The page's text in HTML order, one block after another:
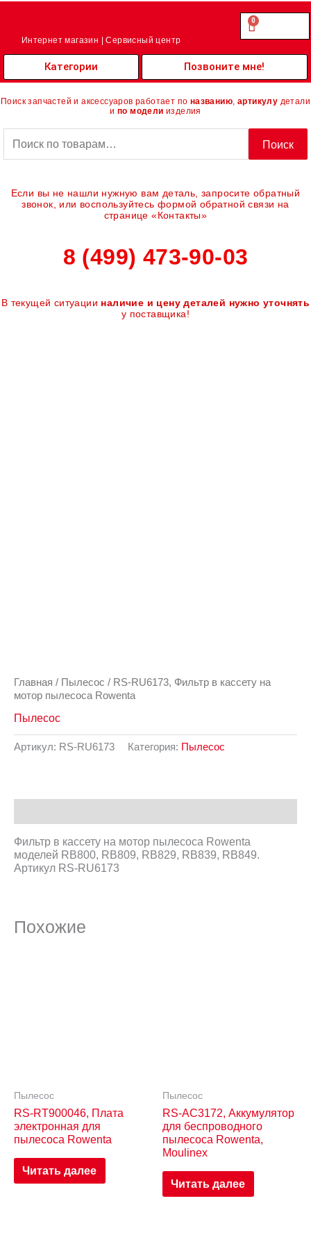
Перейти
Интернет магазин | Сервисный центр
0.00
0
Cart
Категории Позвоните мне!
Поиск запчастей и аксессуаров работает по названию артикулу детали
и по модели изделия
Поиск
Если вы не нашли нужную вам деталь, запросите обратный
звонок, или воспользуйтесь формой обратной связи на
странице «Контакты»
8 (499) 473-90-03
В текущей ситуации наличие и цену деталей нужно уточнять
у поставщика!
Главная / Пылесос / RS-RU6173, Фильтр в кассету на
мотор пылесоса Rowenta
Пылесос
Артикул: RS-RU6173 Категория: Пылесос
Фильтр в кассету на мотор пылесоса Rowenta
моделей RB800, RB809, RB829, RB839, RB849.
Артикул RS-RU6173
Похожие
Пылесос
RS-RT900046, Плата
электронная для
пылесоса Rowenta
Читать далее
Пылесос
RS-AC3172, Аккумулятор
для беспроводного
пылесоса Rowenta,
Moulinex
Читать далее